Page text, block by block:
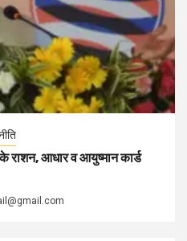
के राशन, आधार व आयुष्मान कार्ड